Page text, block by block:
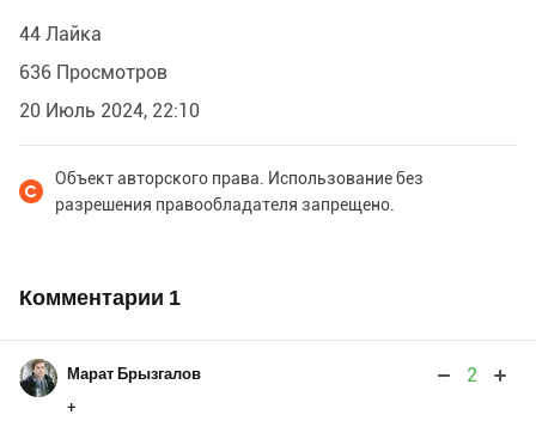
44 Лайка
636 Просмотров
20 Июль 2024, 22:10
Объект авторского права. Использование без
разрешения правообладателя запрещено.
Комментарии 1
Марат Брызгалов 2
+